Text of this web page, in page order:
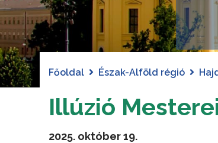
Főoldal Észak-Alföld régió
Illúzió
2025. október 19.